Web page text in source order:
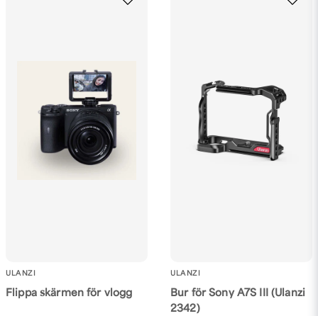
ULANZI
Flippa skärmen för vlogg
ULANZI
Bur för Sony A7S III (Ulanzi
2342)